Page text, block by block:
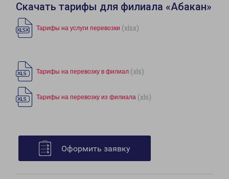
Скачать тарифы для филиала «Абакан»
Тарифы на услуги перевозки (xlsx)
Тарифы на перевозку в филиал (xls)
Тарифы на перевозку из филиала (xls)
Оформить заявку